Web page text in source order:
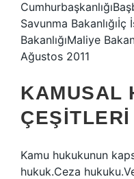
Savunma Bakanlığıİç
BakanlığıMaliye
Ağustos 2011
KAMUSAL
Kamu hukukunun
hukuk.Ceza